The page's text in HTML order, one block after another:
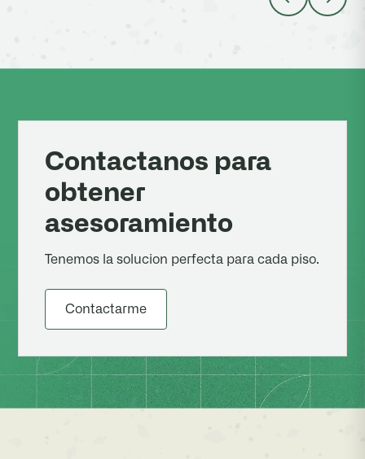
Contactanos para
obtener
asesoramiento
Tenemos la solucion perfecta para cada piso.
Contactarme